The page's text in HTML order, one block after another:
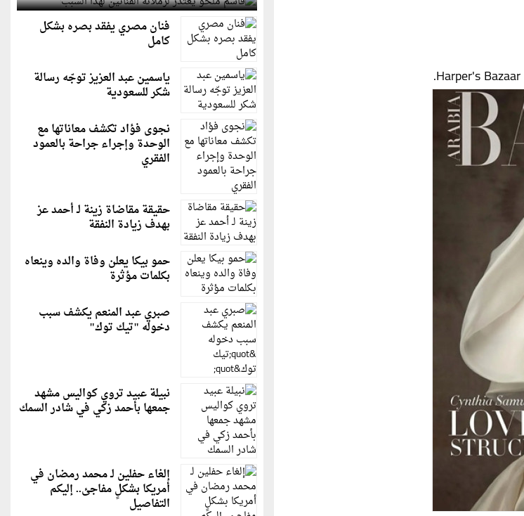
فنان مصري يفقد بصره بشكل
كامل
ياسمين عبد العزيز توجّه رسالة
شكر للسعودية
نجوى فؤاد تكشف معاناتها مع
الوحدة وإجراء جراحة بالعمود
الفقري
حقيقة مقاضاة زينة لـ أحمد عز
بهدف زيادة النفقة
حمو بيكا يعلن وفاة والده وينعاه
بكلمات مؤثرة
صبري عبد المنعم يكشف سبب
دخوله "تيك توك"
نبيلة عبيد تروي كواليس مشهد
جمعها بأحمد زكي في شادر السمك
إلغاء حفلين لـ محمد رمضان في
أمريكا بشكلٍ مفاجئ.. إليكم
التفاصيل